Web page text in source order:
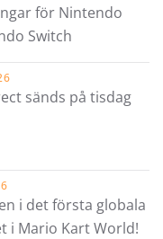
för Nintendo
Switch
sänds på tisdag
i det första globala
i Mario Kart World!